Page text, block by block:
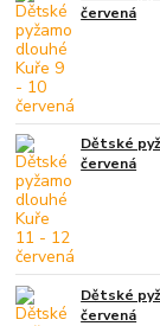
červená
Dětské
červená
Dětské
červená